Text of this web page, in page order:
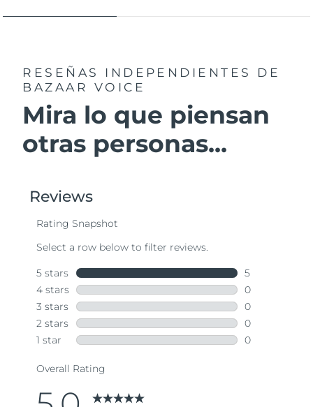
RESEÑAS INDEPENDIENTES
DE
BAZAAR VOICE
Mira lo que piensan
otras personas...